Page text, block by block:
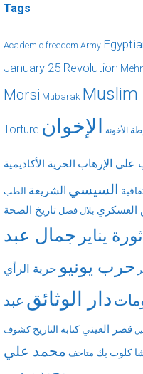
Tags
Academic freedom Army
January 25 Revolution
Morsi Mubarak Muslim
Torture الأخونة الإخوان
على الإرهاب الحرية الأكاديمية
السيسي الشريعة الطب
العسكري بلال فضل تاريخ الصحة
ثورة يناير جمال عبد
حرب يونيو حرية الرأي
دار الوثائق عبد
قصر العيني كتابة التاريخ كشوف
كلوت بك متاحف محمد علي